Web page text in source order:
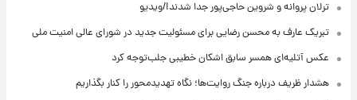
ترلان پروانه و شروین حاجی‌پور جدا شدند!/ویدیو
تبریک عارف به محسن رضایی برای مسئولیت جدید در شورای عالی امنیت ملی
عکس‌ آتلیه‌ای همسر سابق اشکان خطیبی جلب‌توجه کرد
هشدار ظریف درباره جنگ روایت‌ها؛ نگاه تهدیدمحور را کنار بگذاریم